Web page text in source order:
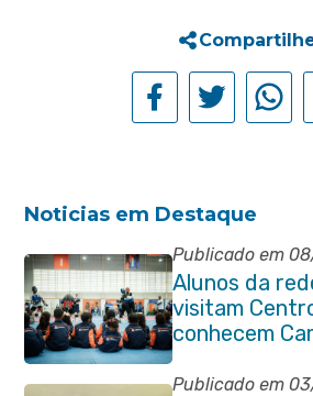
Noticias em Destaque
Publicado em
Alunos da
visitam
conhecem
de Taekwondo
Publicado em